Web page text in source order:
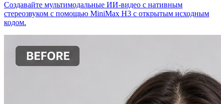
Создавайте мультимодальные ИИ-видео с нативным
стереозвуком с помощью MiniMax H3 с открытым исходным
кодом.